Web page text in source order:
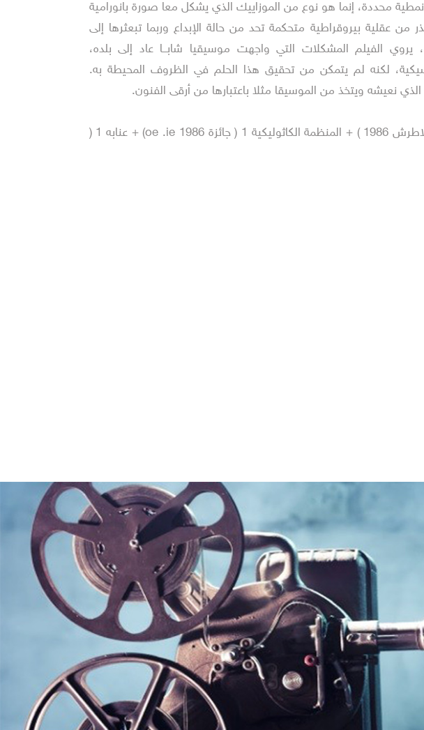
محددة، إنما هو نوع من الموزاييك الذي يشكل معا صورة بانورامية
من عقلية بيروقراطية متحكمة تحد من حالة الإبداع وربما تبعثرها إلى
يروي الفيلم المشكلات التي واجهت موسيقيا شابــا عاد إلى بلده،
لكنه لم يتمكن من تحقيق هذا الحلم في الظروف المحيطة به.
الذي نعيشه ويتخذ من الموسيقا مثلا باعتبارها من أرقى الفنون.
قرطاج 1 (جائزة التمثيل – نائلة الاطرش 1986 ) + المنظمة الكاثوليكية 1 ( جائزة oe .ie 1986) + عنابه 1 (